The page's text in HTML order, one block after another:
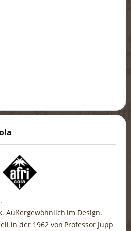
Außergewöhnlich im Design.
in der 1962 von Professor Jupp